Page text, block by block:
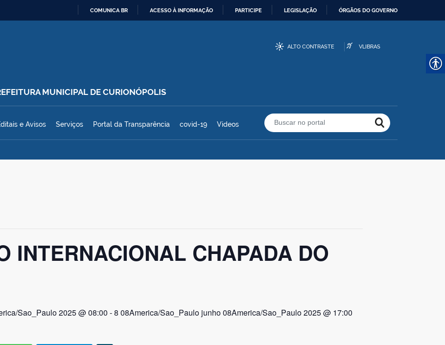
COMUNICA BR ACESSO À INFORMAÇÃO PARTICIPE LEGISLAÇÃO ÓRGÃOS DO GOVERNO
MUNICIPAL DE CURIONÓPOLIS
ALTO CONTRASTE VLIBRAS
e Avisos Serviços Portal da Transparência covid-19 Videos Buscar no portal
INTERNACIONAL CHAPADA DO
Sao_Paulo 2025 @ 08:00 -8 08America/Sao_Paulo junho 08America/Sao_Paulo 2025 @ 17:00